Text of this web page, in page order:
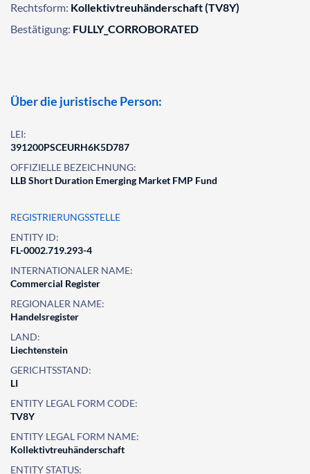
Rechtsform: Kollektivtreuhänderschaft (TV8Y)
Bestätigung: FULLY_CORROBORATED
Über die juristische Person:
LEI:
391200PSCEURH6K5D787
OFFIZIELLE BEZEICHNUNG:
LLB Short Duration Emerging Market FMP Fund
REGISTRIERUNGSSTELLE
ENTITY ID:
FL-0002.719.293-4
INTERNATIONALER NAME:
Commercial Register
REGIONALER NAME:
Handelsregister
LAND:
Liechtenstein
GERICHTSSTAND:
LI
ENTITY LEGAL FORM CODE:
TV8Y
ENTITY LEGAL FORM NAME:
Kollektivtreuhänderschaft
ENTITY STATUS: